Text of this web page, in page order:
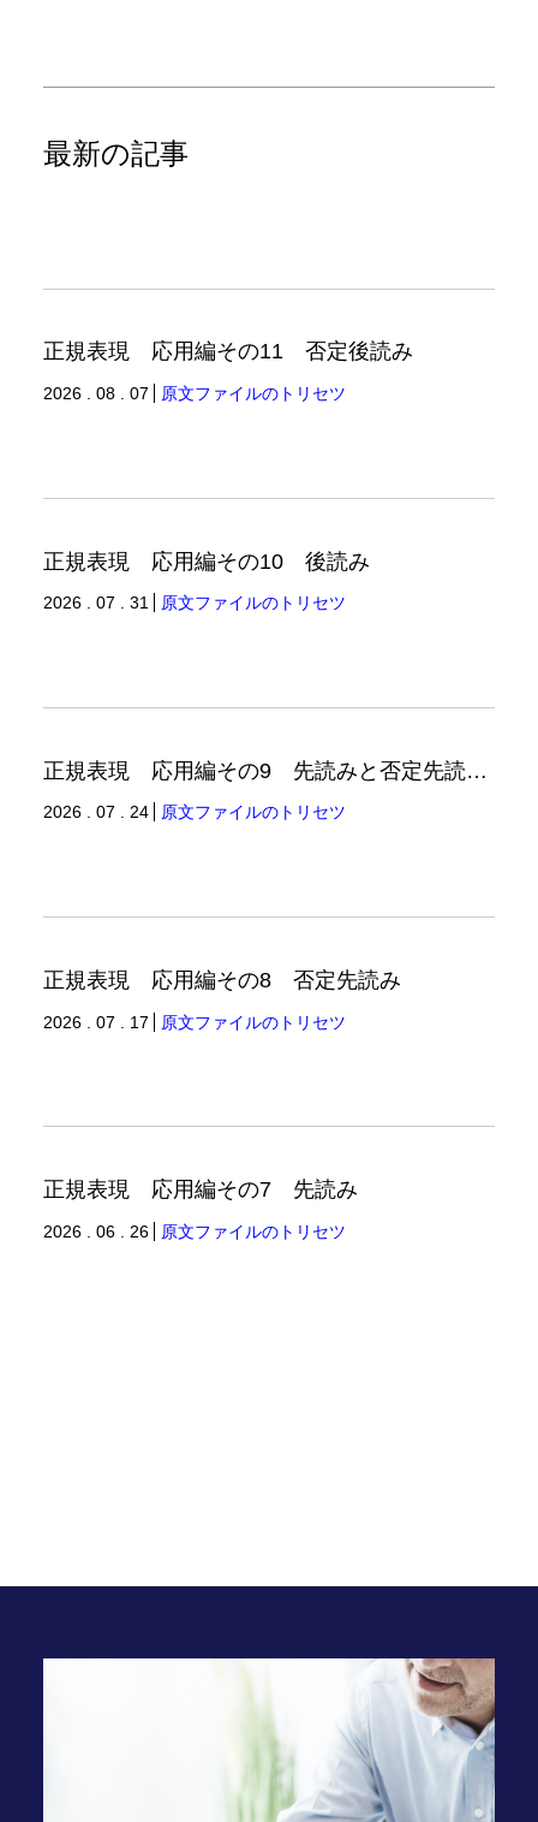
最新の記事
正規表現 応用編その11 否定後読み
2026 . 08 . 07 原文ファイルのトリセツ
正規表現 応用編その10 後読み
2026 . 07 . 31 原文ファイルのトリセツ
正規表現 応用編その9 先読みと否定先読みの例
2026 . 07 . 24 原文ファイルのトリセツ
正規表現 応用編その8 否定先読み
2026 . 07 . 17 原文ファイルのトリセツ
正規表現 応用編その7 先読み
2026 . 06 . 26 原文ファイルのトリセツ